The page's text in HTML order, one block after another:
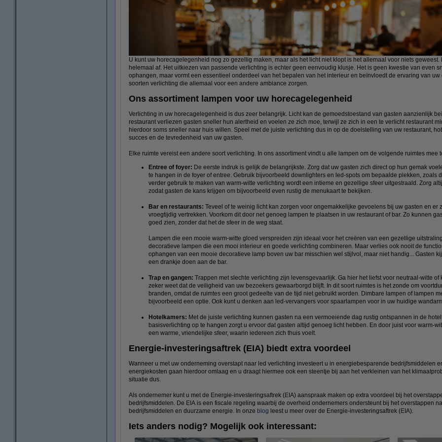
U kunt uw horecagelegenheid nog zo gezellig maken, maar als het licht niet klopt is het allemaal voor niets geweest.
helemaal af. Het uitkiezen van passende verlichting is echter geen eenvoudig klusje. Het is geen kwestie van even
ophangen, maar vormt een essentieel onderdeel van het bepalen van het interieur en beïnvloedt de ervaring van
soorten verlichting die allemaal voor een andere ambiance zorgen.
Ons assortiment lampen voor uw horecagelegenheid
Verlichting in uw horecagelegenheid is dus zeer belangrijk. Licht kan de gemoedstoestand van gasten aanzienlijk
restaurant verliezen gasten sneller hun alertheid en voelen ze zich moe, terwijl ze zich in een te verlicht restaurant
hierdoor soms sneller naar huis willen. Speel met de juiste verlichting dus in op de doelstelling van uw restaurant,
succes en de tevredenheid van uw gasten.
Elke ruimte vereist een andere soort verlichting. In ons assortiment vindt u alle lampen om de volgende ruimtes mee
Entree of foyer: De eerste indruk is gelijk de belangrijkste. Zorg dat uw gasten zich direct op hun gemak
te hangen in de foyer of entree. Gebruik bijvoorbeeld downlighters en led-spots om bepaalde plekken, zoals
verder gebruik te maken van warm-witte verlichting wordt een intieme en gezellige sfeer uitgestraald. Zorg
zodat gasten de kans krijgen om bijvoorbeeld even rustig de menukaart te bekijken.
Bar en restaurants: Teveel of te weinig licht kan zorgen voor ongemakkelijke gevoelens bij uw gasten en er
vroegtijdig vertrekken. Voorkom dit door net genoeg lampen te plaatsen in uw restaurant of bar. Zo kunnen
goed zien, zonder dat het de sfeer in de weg staat.
Lampen die een mooie warm-witte gloed verspreiden zijn ideaal voor het creëren van een gezellige
decoratieve lampen die een mooi interieur en goede verlichting combineren. Maar verlies ook nooit de
ophangen van een mooie decoratieve lamp boven uw bar misschien wel stijlvol, maar niet handig... Gasten
een drankje doen aan de bar.
Trap en gangen: Trappen met slechte verlichting zijn levensgevaarlijk. Ga hier het liefst voor neutraal-witte of
zeker weet dat de veiligheid van uw bezoekers gewaarborgd blijft. In dit soort ruimtes is het zonde om
branden, omdat de ruimtes een groot gedeelte van de tijd niet gebruikt worden. Dimbare lampen of lampen
bijvoorbeeld een optie. Ook kunt u denken aan led-vervangers voor spaarlampen voor in uw huidige
Hotelkamers: Met de juiste verlichting kunnen gasten na een vermoeiende dag rustig ontspannen in de
basisverlichting op te hangen zorgt u ervoor dat gasten altijd genoeg licht hebben. En door juist voor warm-
een warme, vriendelijke sfeer, waarin iedereen zich thuis voelt.
Energie-investeringsaftrek (EIA) biedt extra voordeel
Wanneer u met uw onderneming overstapt naar led verlichting investeert u in energiebesparende bedrijfsmiddelen
energiekosten gaan hierdoor omlaag en u draagt hiermee ook een steentje bij aan het verkleinen van het
situatie dus.
Als ondernemer kunt u met de Energie-investeringsaftrek (EIA) aanspraak maken op extra voordeel bij het
bedrijfsmiddelen. De EIA is een fiscale regeling waarbij de overheid ondernemers ondersteunt bij het overstappen
bedrijfsmiddelen en duurzame energie. In onze blog leest u meer over de Energie-investeringsaftrek (EIA).
Iets anders nodig? Mogelijk ook interessant: